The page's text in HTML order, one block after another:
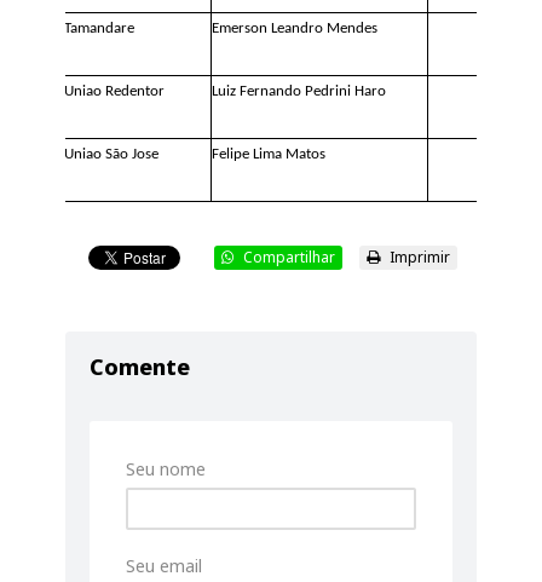
Tamandare Emerson Leandro Mendes
Uniao Redentor Luiz Fernando Pedrini Haro
Uniao São Jose Felipe Lima Matos
Compartilhar Imprimir
Comente
Seu nome
Seu email